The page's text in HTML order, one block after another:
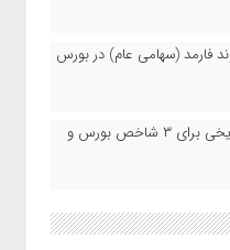
فارمد (سهامی عام) در بورس
ثبت بالاترین رکورد تاریخی برای ۳ شاخص بورس و